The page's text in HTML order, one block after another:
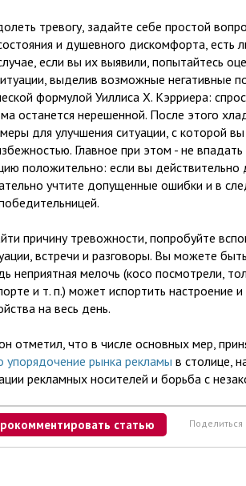
тревогу, задайте себе простой
и душевного дискомфорта, есть
если вы их выявили, попытайтесь
выделив возможные негативные
формулой Уиллиса X. Кэрриера:
останется нерешенной. После этого
для улучшения ситуации, с которой
Главное при этом - не впадать
положительно: если вы действительно
учтите допущенные ошибки и в
причину тревожности, попробуйте
встречи и разговоры. Вы можете
неприятная мелочь (косо посмотрели,
и т. п.) может испортить настроение и
на весь день.
отметил, что в числе основных мер,
упорядочение рынка рекламы в столице,
рекламных носителей и борьба с
статью Поделиться